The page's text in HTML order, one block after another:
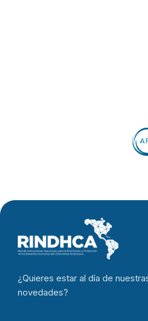
¿Quieres estar al día de
novedades?